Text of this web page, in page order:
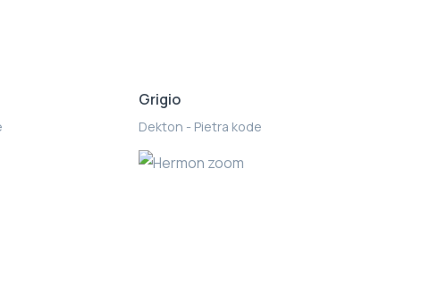
Grigio
Dekton - Pietra kode